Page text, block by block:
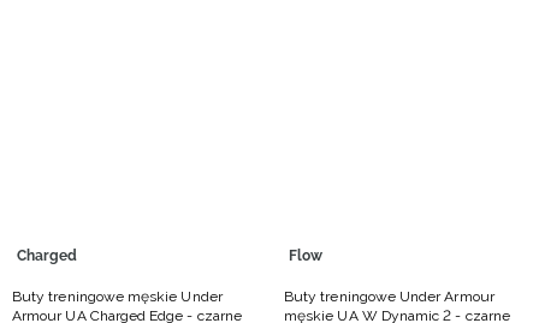
Charged
Buty treningowe męskie Under
Armour UA Charged Edge - czarne
Flow
Buty treningowe Under Armour
męskie UA W Dynamic 2 - czarne